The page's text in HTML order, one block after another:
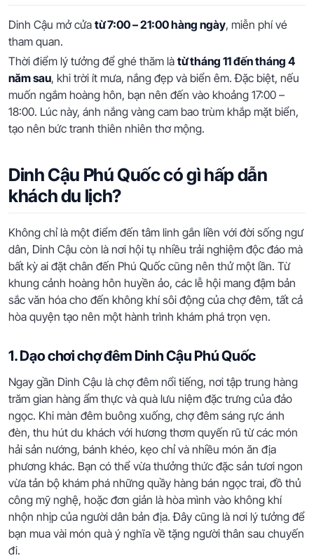
Dinh Cậu mở cửa từ 7:00 – 21:00 hàng ngày, miễn phí vé
tham quan.
Thời điểm lý tưởng để ghé thăm là từ tháng 11 đến tháng 4
năm sau, khi trời ít mưa, nắng đẹp và biển êm. Đặc biệt, nếu
muốn ngắm hoàng hôn, bạn nên đến vào khoảng 17:00 –
18:00. Lúc này, ánh nắng vàng cam bao trùm khắp mặt biển,
tạo nên bức tranh thiên nhiên thơ mộng.
Dinh Cậu Phú Quốc có gì hấp dẫn
khách du lịch?
Không chỉ là một điểm đến tâm linh gắn liền với đời sống ngư
dân, Dinh Cậu còn là nơi hội tụ nhiều trải nghiệm độc đáo mà
bất kỳ ai đặt chân đến Phú Quốc cũng nên thử một lần. Từ
khung cảnh hoàng hôn huyền ảo, các lễ hội mang đậm bản
sắc văn hóa cho đến không khí sôi động của chợ đêm, tất cả
hòa quyện tạo nên một hành trình khám phá trọn vẹn.
1. Dạo chơi chợ đêm Dinh Cậu Phú Quốc
Ngay gần Dinh Cậu là chợ đêm nổi tiếng, nơi tập trung hàng
trăm gian hàng ẩm thực và quà lưu niệm đặc trưng của đảo
ngọc. Khi màn đêm buông xuống, chợ đêm sáng rực ánh
đèn, thu hút du khách với hương thơm quyến rũ từ các món
hải sản nướng, bánh khéo, kẹo chỉ và nhiều món ăn địa
phương khác. Bạn có thể vừa thưởng thức đặc sản tươi ngon
vừa tản bộ khám phá những quầy hàng bán ngọc trai, đồ thủ
công mỹ nghệ, hoặc đơn giản là hòa mình vào không khí
nhộn nhịp của người dân bản địa. Đây cũng là nơi lý tưởng để
bạn mua vài món quà ý nghĩa về tặng người thân sau chuyến
đi.